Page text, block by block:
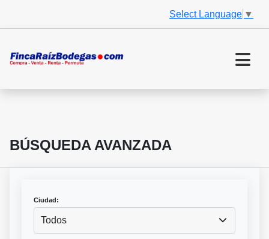
Select Language ▼
BÚSQUEDA AVANZADA
Ciudad:
Todos